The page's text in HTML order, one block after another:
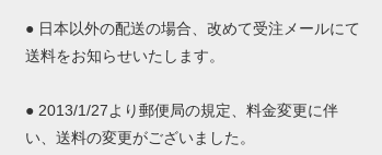
● 日本以外の配送の場合、改めて受注メールにて
送料をお知らせいたします。
● 2013/1/27より郵便局の規定、料金変更に伴
い、送料の変更がございました。